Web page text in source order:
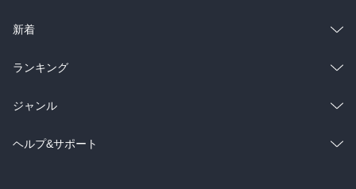
ラノベ
雑誌・グラビア
BL・TL
総合
ラノベ
雑誌・グラビア
BL・TL
新着
総合
ラノベ
雑誌・グラビア
ランキング
総合
ラノベ
ジャンル
コミック
ヘルプ&サポート